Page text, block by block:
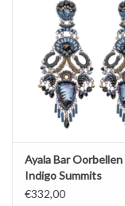
Ayala Bar Oorbellen
Indigo Summits
€332,00